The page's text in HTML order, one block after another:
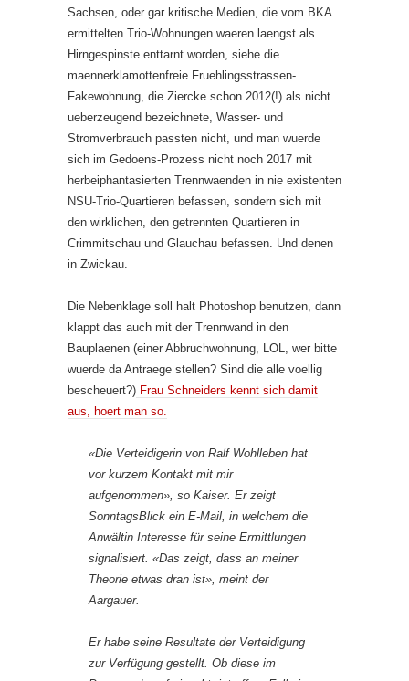
Sachsen, oder gar kritische Medien, die vom BKA
ermittelten Trio-Wohnungen waeren laengst als
Hirngespinste enttarnt worden, siehe die
maennerklamottenfreie Fruehlingsstrassen-
Fakewohnung, die Ziercke schon 2012(!) als nicht
ueberzeugend bezeichnete, Wasser- und
Stromverbrauch passten nicht, und man wuerde
sich im Gedoens-Prozess nicht noch 2017 mit
herbeiphantasierten Trennwaenden in nie existenten
NSU-Trio-Quartieren befassen, sondern sich mit
den wirklichen, den getrennten Quartieren in
Crimmitschau und Glauchau befassen. Und denen
in Zwickau.
Die Nebenklage soll halt Photoshop benutzen, dann
klappt das auch mit der Trennwand in den
Bauplaenen (einer Abbruchwohnung, LOL, wer bitte
wuerde da Antraege stellen? Sind die alle voellig
bescheuert?) Frau Schneiders kennt sich damit
aus, hoert man so.
«Die Verteidigerin von Ralf Wohlleben hat
vor kurzem Kontakt mit mir
aufgenommen», so Kaiser. Er zeigt
SonntagsBlick ein E-Mail, in welchem die
Anwältin Interesse für seine Ermittlungen
signalisiert. «Das zeigt, dass an meiner
Theorie etwas dran ist», meint der
Aargauer.
Er habe seine Resultate der Verteidigung
zur Verfügung gestellt. Ob diese im